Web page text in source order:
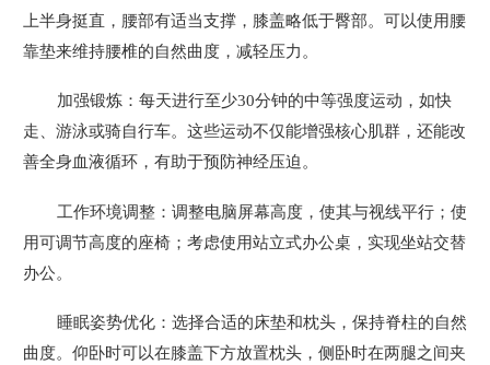
上半身挺直，腰部有适当支撑，膝盖略低于臀部。可以使用腰
靠垫来维持腰椎的自然曲度，减轻压力。
加强锻炼：每天进行至少30分钟的中等强度运动，如快
走、游泳或骑自行车。这些运动不仅能增强核心肌群，还能改
善全身血液循环，有助于预防神经压迫。
工作环境调整：调整电脑屏幕高度，使其与视线平行；使
用可调节高度的座椅；考虑使用站立式办公桌，实现坐站交替
办公。
睡眠姿势优化：选择合适的床垫和枕头，保持脊柱的自然
曲度。仰卧时可以在膝盖下方放置枕头，侧卧时在两腿之间夹